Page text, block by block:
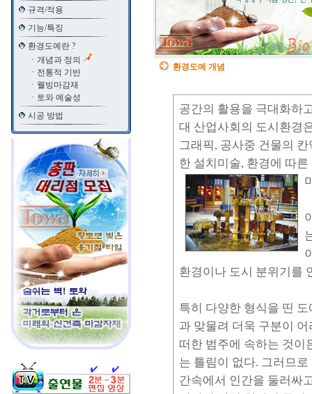
규격/적용
기능/특징
환경도예란 ?
ㆍ 개념과 정의
ㆍ 전통적 기반
ㆍ 웰빙마감재
ㆍ 토와 예술성
시공 방법
환경도예 개념
공간의 활용을 극대화하
대 산업사회의 도시환경
그래픽, 공사중 건물의
한 설치미술, 환경에 따
환경이나 도시 분위기를
특히 다양한 형식을 띤
과 맞물려 더욱 구분이
떠한 범주에 속하는 것이
는 틀림이 없다. 그러므
간속에서 인간을 둘러싸